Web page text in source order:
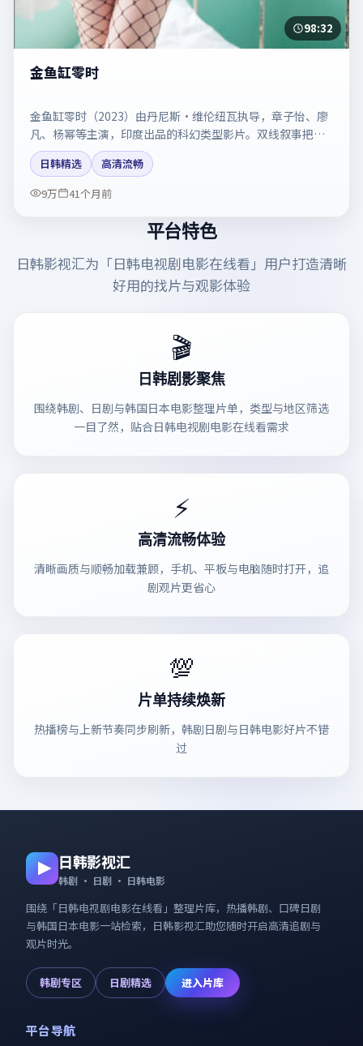
98:32
金鱼缸零时
金鱼缸零时（2023）由丹尼斯·维伦纽瓦执导，章子怡、廖
凡、杨幂等主演，印度出品的科幻类型影片。双线叙事把悬
念保持到最后一刻。剧情简介与主创信息可供检索参考，上
映日期以片方资料为准。
日韩精选
高清流畅
9万
41个月前
平台特色
日韩影视汇为「日韩电视剧电影在线看 」用户打造清晰
好用的找片与观影体验
🎬
日韩剧影聚焦
围绕韩剧、日剧与韩国日本电影整理片单，类型与地区筛选
一目了然，贴合日韩电视剧电影在线看需求
⚡
高清流畅体验
清晰画质与顺畅加载兼顾，手机、平板与电脑随时打开，追
剧观片更省心
💯
片单持续焕新
热播榜与上新节奏同步刷新，韩剧日剧与日韩电影好片不错
过
日韩影视汇
韩剧 · 日剧 · 日韩电影
围绕「日韩电视剧电影在线看 」整理片库，热播韩剧、口碑日剧
与韩国日本电影一站检索， 日韩影视汇助您随时开启高清追剧与
观片时光。
韩剧专区 日剧精选 进入片库
平台导航